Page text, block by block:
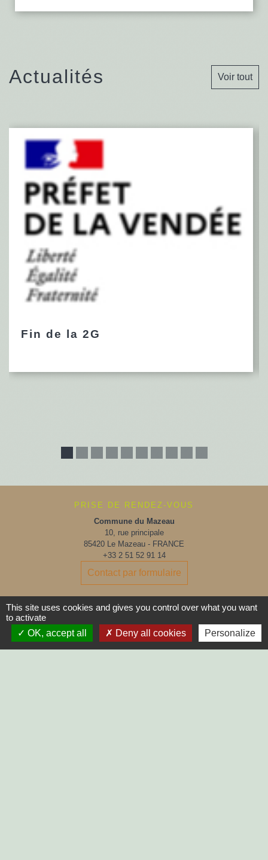
Actualités Voir tout
Fin de la 2G
PRISE DE RENDEZ-VOUS
Commune du Mazeau
10, rue principale
85420 Le Mazeau - FRANCE
+33 2 51 52 91 14
Contact par formulaire
Horaires d'ouverture au public :
Lundi, Mardi, Jeudi, Vendredi > 14h - 17h30
Fermée le Mercredi
This site uses cookies and gives you control over what you want
to activate
OK, accept all
Deny all cookies Personalize